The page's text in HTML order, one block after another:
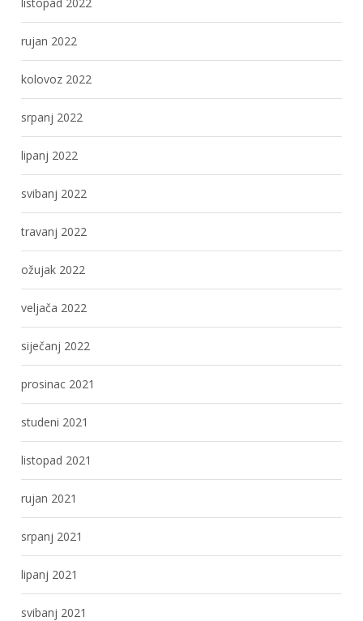
rujan 2022
kolovoz 2022
srpanj 2022
lipanj 2022
svibanj 2022
travanj 2022
ožujak 2022
veljača 2022
siječanj 2022
prosinac 2021
studeni 2021
listopad 2021
rujan 2021
srpanj 2021
lipanj 2021
svibanj 2021